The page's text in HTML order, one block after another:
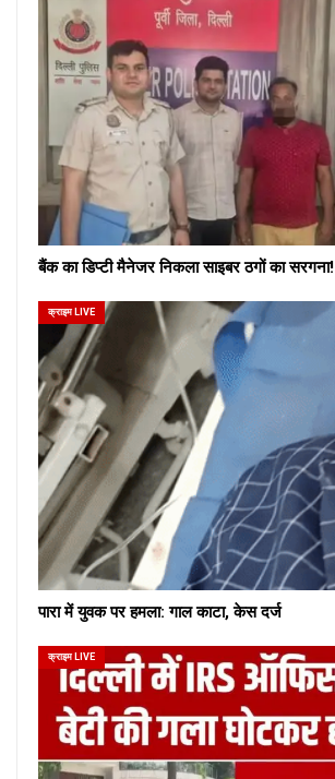
बैंक का डिप्टी मैनेजर निकला साइबर ठगों का सरगना!
क्राइम LIVE
पारा में युवक पर हमला: गाल काटा, केस दर्ज
क्राइम LIVE